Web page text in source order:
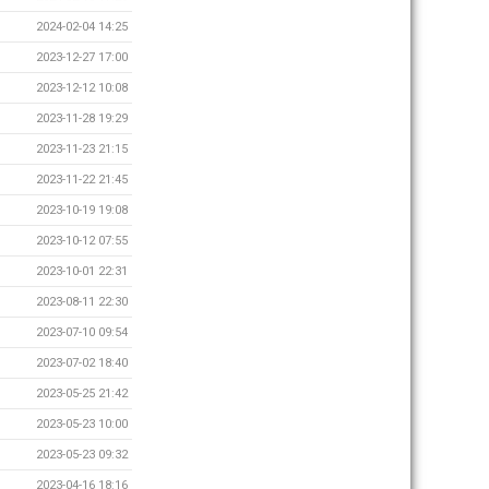
2024-02-04 14:25
2023-12-27 17:00
2023-12-12 10:08
2023-11-28 19:29
2023-11-23 21:15
2023-11-22 21:45
2023-10-19 19:08
2023-10-12 07:55
2023-10-01 22:31
2023-08-11 22:30
2023-07-10 09:54
2023-07-02 18:40
2023-05-25 21:42
2023-05-23 10:00
2023-05-23 09:32
2023-04-16 18:16